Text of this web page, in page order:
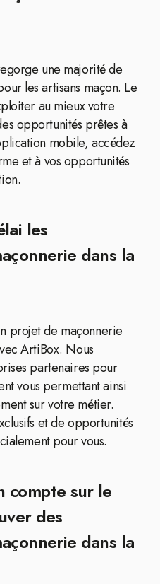
une majorité de
les artisans maçon. Le
au mieux votre
opportunités prêtes à
mobile, accédez
et à vos opportunités
les
dans la
projet de maçonnerie
ArtiBox. Nous
partenaires pour
vous permettant ainsi
sur votre métier.
et de opportunités
pour vous.
compte sur le
des
dans la